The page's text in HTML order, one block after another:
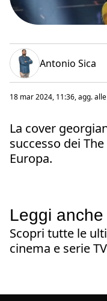
Antonio Sica
18 mar 2024, 11:36, agg. alle
La cover
successo dei
Europa.
Leggi anche
Scopri tutte le
cinema e serie